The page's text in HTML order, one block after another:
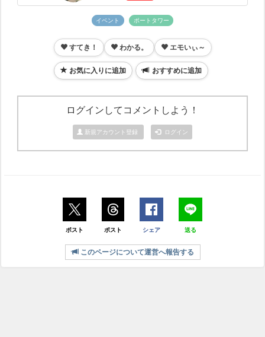
イベント ポートタワー
すてき！ わかる。 エモいぃ～
お気に入りに追加 おすすめに追加
ログインしてコメントしよう！
新規アカウント登録 ログイン
ポスト ポスト シェア 送る
このページについて運営へ報告する